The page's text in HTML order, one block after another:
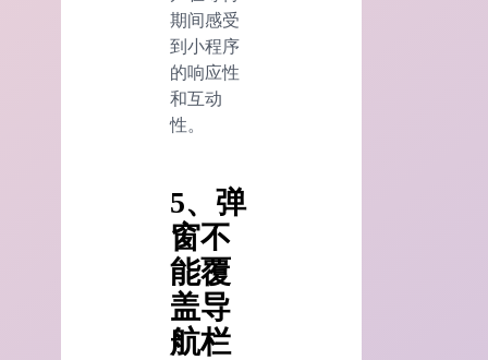
期间感受
到小程序
的响应性
和互动
性。
5、 弹
窗不
能覆
盖导
航栏